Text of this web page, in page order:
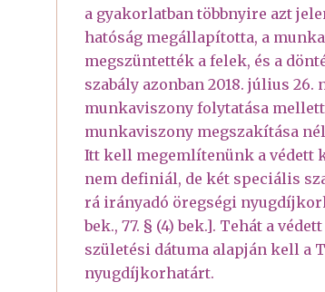
a gyakorlatban többnyire azt
hatóság megállapította, a
megszüntették a felek, és a
szabály azonban 2018. július
munkaviszony folytatása
munkaviszony megszakítása
Itt kell megemlítenünk a védett
nem definiál, de két speciális
rá irányadó öregségi
bek., 77. § (4) bek.]. Tehát a
születési dátuma alapján kell a
nyugdíjkorhatárt.